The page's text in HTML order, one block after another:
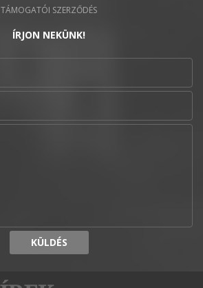
TÁMOGATÓI SZERZŐDÉS
ÍRJON NEKÜNK!
KÜLDÉS